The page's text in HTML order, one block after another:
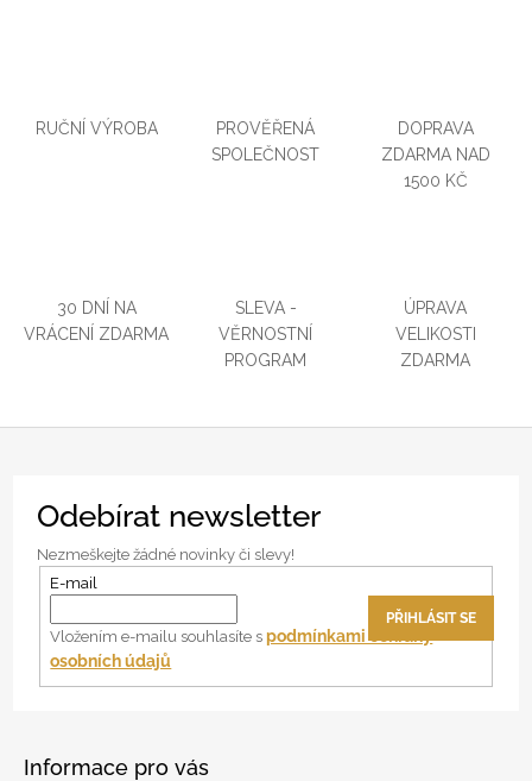
RUČNÍ VÝROBA
PROVĚŘENÁ
SPOLEČNOST
DOPRAVA
ZDARMA NAD
1500 KČ
30 DNÍ NA
VRÁCENÍ ZDARMA
SLEVA -
VĚRNOSTNÍ
PROGRAM
ÚPRAVA
VELIKOSTI
ZDARMA
Informace pro vás
Odebírat newsletter
Nezmeškejte žádné novinky či slevy!
E-mail
Vložením e-mailu souhlasíte spodmínkami ochrany
osobních údajů
PŘIHLÁSIT SE